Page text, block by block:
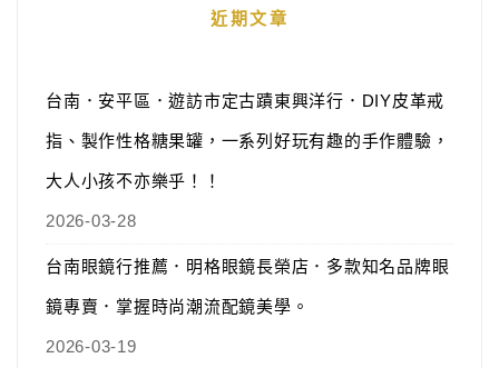
近期文章
台南．安平區．遊訪市定古蹟東興洋行．DIY皮革戒
指、製作性格糖果罐，一系列好玩有趣的手作體驗，
大人小孩不亦樂乎！！
2026-03-28
台南眼鏡行推薦．明格眼鏡長榮店．多款知名品牌眼
鏡專賣．掌握時尚潮流配鏡美學。
2026-03-19